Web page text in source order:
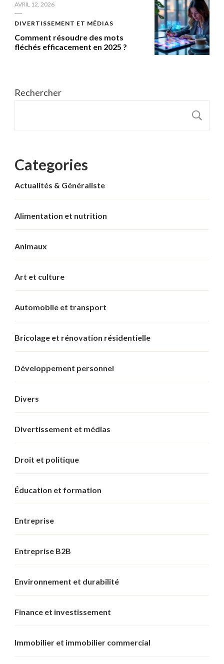
AVRIL 12, 2026
DIVERTISSEMENT ET MÉDIAS
Comment résoudre des mots
fléchés efficacement en 2025 ?
Rechercher
Categories
Actualités & Généraliste
Alimentation et nutrition
Animaux
Art et culture
Automobile et transport
Bricolage et rénovation résidentielle
Développement personnel
Divers
Divertissement et médias
Droit et politique
Éducation et formation
Entreprise
Entreprise B2B
Environnement et durabilité
Finance et investissement
Immobilier et immobilier commercial